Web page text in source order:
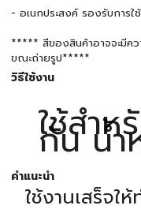
- อเนกประสงค์ รองรับการใ
***** สีของสินค้าอาจจะมีค
ขณะถ่ายรูป*****
วิธีใช้งาน
ใช้สำ
กัน น้ำ
คำแนะนำ
ใช้งานเสร็จใ